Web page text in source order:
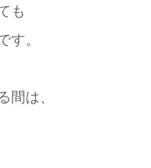
も
す。
間は、